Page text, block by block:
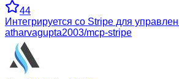
44
Интегрируется со Stripe для
atharvagupta2003/mcp-stripe